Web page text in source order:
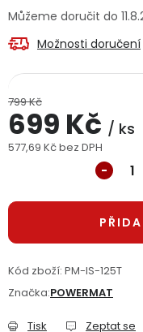
Velkoobchodní
Doprava a platba
Reklamační formulář
Obchodní podmínky
Možnosti doručení
799 Kč
699 Kč / ks
577,69 Kč bez DPH
Kód zboží: PM-IS-125T
Značka:POWERMAT
Tisk Zeptat se